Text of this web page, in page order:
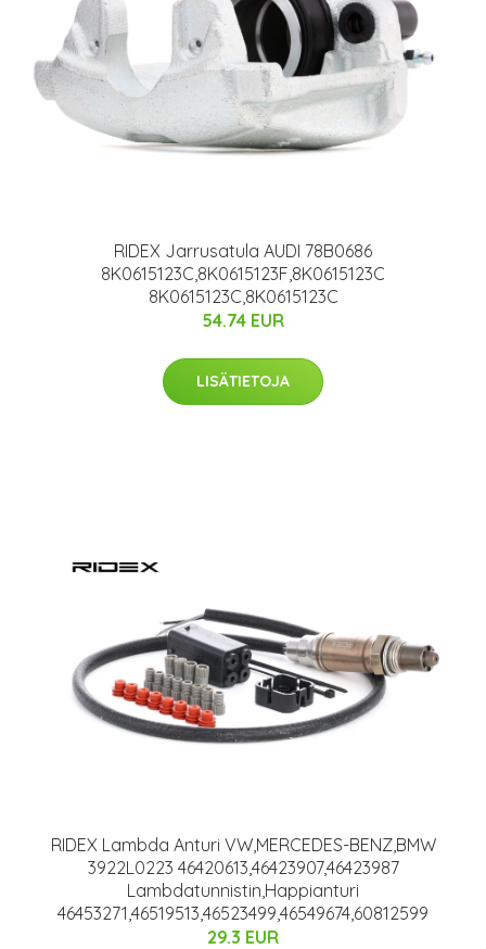
RIDEX Jarrusatula AUDI 78B0686
8K0615123C,8K0615123F,8K0615123C
8K0615123C,8K0615123C
54.74 EUR
LISÄTIETOJA
RIDEX Lambda Anturi VW,MERCEDES-BENZ,BMW
3922L0223 46420613,46423907,46423987
Lambdatunnistin,Happianturi
46453271,46519513,46523499,46549674,60812599
29.3 EUR